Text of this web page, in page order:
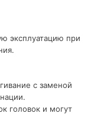
эксплуатацию при
с заменой
головок и могут